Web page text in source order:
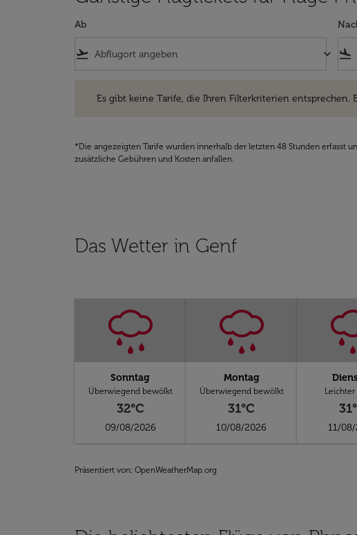
Ab
flight_takeoff keyboard_arrow_down flight_land
Es gibt keine Tarife, die Ihren Filterkriterien entsprechen.
*Die angezeigten Tarife wurden innerhalb der letzten 48 Stunden erfasst
zusätzliche Gebühren und Kosten anfallen.
Das Wetter in Genf
Sonntag
Überwiegend bewölkt
32°C
09/08/2026
Montag
Überwiegend bewölkt
31°C
10/08/2026
Leichter
11/
Präsentiert von: OpenWeatherMap.org